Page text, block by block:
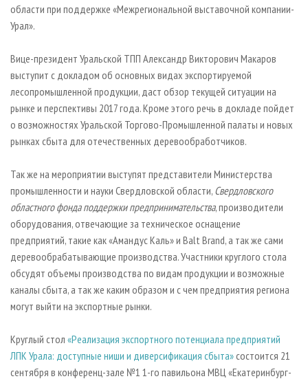
ИНСТРУМЕНТ И МАТЕРИАЛЫ
БИБЛИОТЕКА СПЕЦИАЛИСТА
области при поддержке «Межрегиональной выставочной компании-
Урал».
Вице-президент Уральской ТПП Александр Викторович Макаров
выступит с докладом об основных видах экспортируемой
лесопромышленной продукции, даст обзор текущей ситуации на
рынке и перспективы 2017 года. Кроме этого речь в докладе пойдет
о возможностях Уральской Торгово-Промышленной палаты и новых
рынках сбыта для отечественных деревообработчиков.
Так же на мероприятии выступят представители Министерства
промышленности и науки Свердловской области, Свердловского
областного фонда поддержки предпринимательства, производители
оборудования, отвечающие за техническое оснащение
предприятий, такие как «Амандус Каль» и Balt Brand, а так же сами
деревообрабатывающие производства. Участники круглого стола
обсудят объемы производства по видам продукции и возможные
каналы сбыта, а так же каким образом и с чем предприятия региона
могут выйти на экспортные рынки.
Круглый стол «Реализация экспортного потенциала предприятий
ЛПК Урала: доступные ниши и диверсификация сбыта» состоится 21
сентября в конференц-зале №1 1-го павильона МВЦ «Екатеринбург-